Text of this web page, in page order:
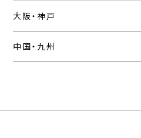
大阪・神戸
中国・九州